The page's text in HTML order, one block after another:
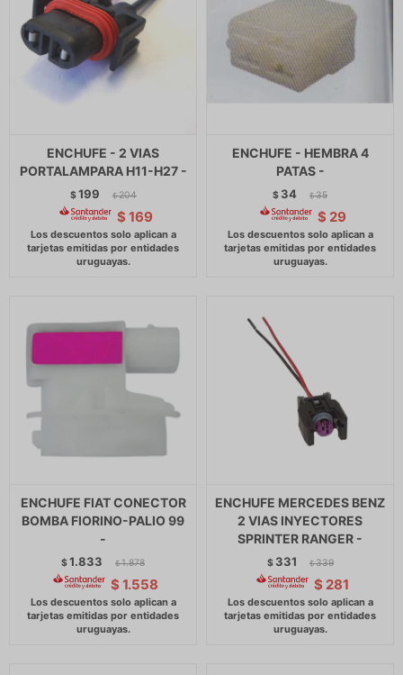
ENCHUFE - 2 VIAS
PORTALAMPARA H11-H27 -
$199 $ 204
$ 169
ENCHUFE - HEMBRA 4
PATAS -
$ 34 $ 35
$ 29
ENCHUFE FIAT CONECTOR
BOMBA FIORINO-PALIO 99
-
$1.833 $ 1.878
$ 1.558
ENCHUFE MERCEDES BENZ
2 VIAS INYECTORES
SPRINTER RANGER -
$ 331 $ 339
$ 281